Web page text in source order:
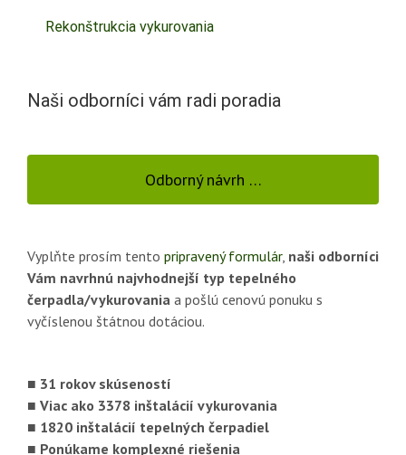
Rekonštrukcia vykurovania
Naši odborníci vám radi poradia
Odborný návrh …
Vyplňte prosím tento pripravený formulár, naši odborníci
Vám navrhnú najvhodnejší typ tepelného
čerpadla/vykurovania a pošlú cenovú ponuku s
vyčíslenou štátnou dotáciou.
■ 31 rokov skúseností
■ Viac ako 3378 inštalácií vykurovania
■ 1820 inštalácií tepelných čerpadiel
■ Ponúkame komplexné riešenia